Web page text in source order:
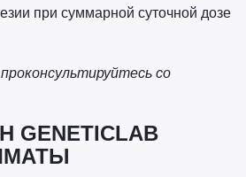
при суммарной суточной дозе
со
GENETICLAB